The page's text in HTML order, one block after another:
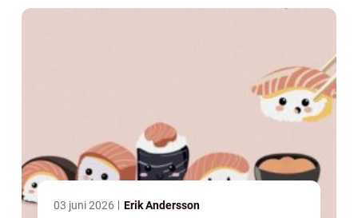
03 juni 2026 Erik Andersson